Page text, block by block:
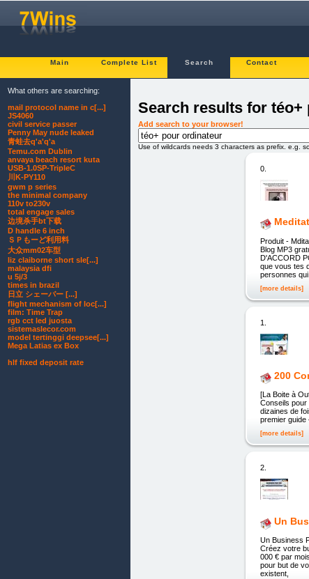
Main Complete List Search Contact
Search results for
Add search to your browser!
Use of wildcards needs 3 characters as prefix. e.g.
0.
Produit -
Blog MP3
D'ACCORD
que vous tes
personnes qui
[more details]
1.
200
[La Boite à
Conseils
dizaines de
premier
[more details]
2.
Un
Un Business
Créez votre
000 € par
pour but de
existent,
What others are searching:
mail protocol name in c[...]
JS4060
civil service passer
Penny May nude leaked
青蛙去q'a'q'a
Temu.com Dublin
anvaya beach resort kuta
USB-1.0SP-TripleC
川K-PY110
gwm p series
the minimal company
110v to230v
total engage sales
边境杀手bt下载
D handle 6 inch
ＳＰもーど利用料
大众mm02车型
liz claiborne short sle[...]
malaysia dfi
u 5j/3
times in brazil
日立 シェーバー [...]
flight mechanism of loc[...]
film: Time Trap
rgb cct led juosta
sistemaslecor.com
model tertinggi deepsee[...]
Mega Latias ex Box
hlf fixed deposit rate